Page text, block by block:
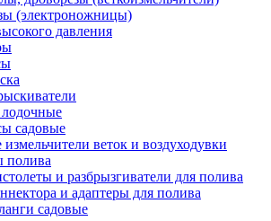
(электроножницы)
давления
садовые
веток и воздуходувки
полива
и разбрызгиватели для полива
и адаптеры для полива
садовые